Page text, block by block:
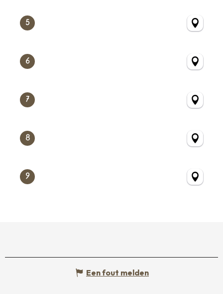
5
6
7
8
9
Een fout melden